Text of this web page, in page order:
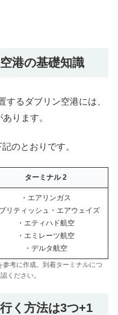
港の基礎知識
するダブリン空港には、
あります。
のとおりです。
ターミナル 2
・エアリンガス
ブリティッシュ・エアウェイズ
・エティハド航空
・エミレーツ航空
・デルタ航空
参考に作成。到着ターミナルにつ
ください。
く方法は3つ+1